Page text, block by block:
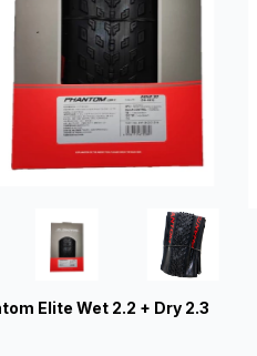
Elite Wet 2.2 + Dry 2.3